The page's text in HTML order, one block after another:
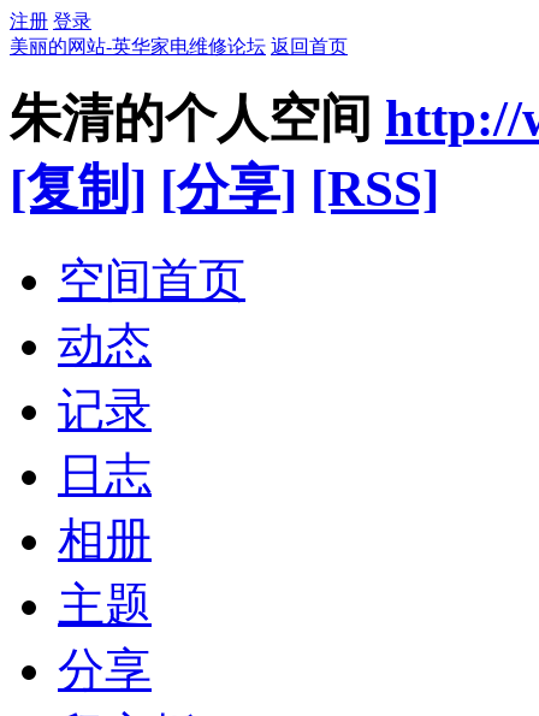
注册 登录
美丽的网站-英华家电维修论坛 返回首页
朱清的个人空间 http://
[复制] [分享] [RSS]
空间首页
动态
记录
日志
相册
主题
分享